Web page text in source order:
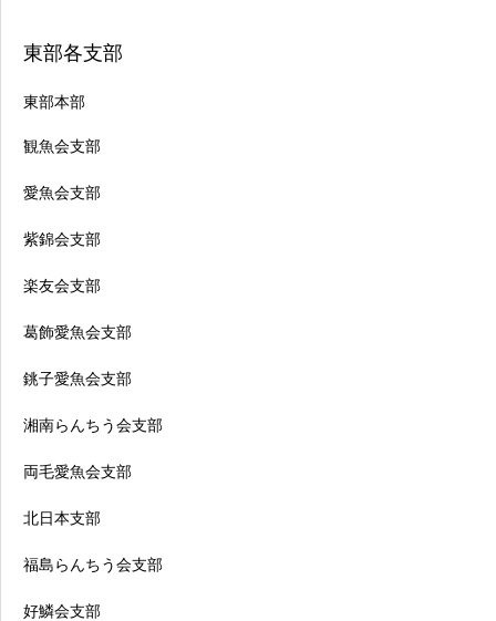
東部各支部
東部本部
観魚会支部
愛魚会支部
紫錦会支部
楽友会支部
葛飾愛魚会支部
銚子愛魚会支部
湘南らんちう会支部
両毛愛魚会支部
北日本支部
福島らんちう会支部
好鱗会支部